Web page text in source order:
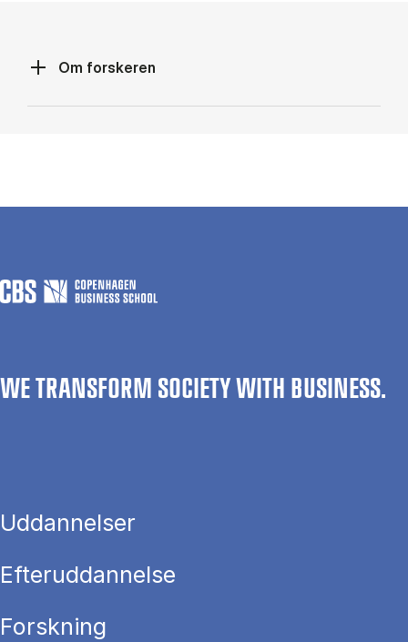
Om forskeren
WE TRANSFORM SOCIETY WITH BUSINESS.
Uddannelser
Efteruddannelse
Forskning